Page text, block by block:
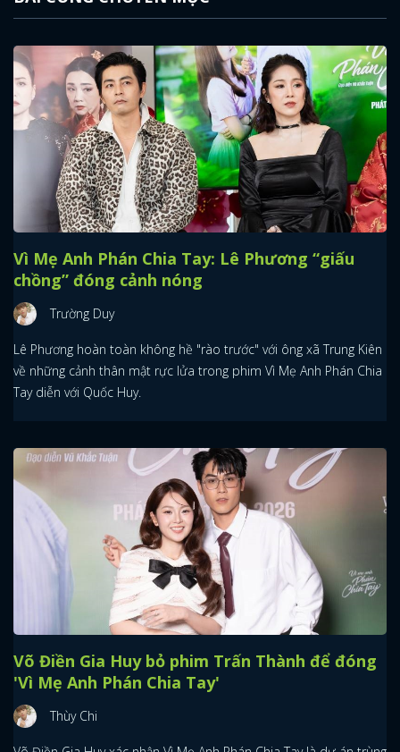
Vì Mẹ Anh Phán Chia Tay: Lê Phương “giấu
chồng” đóng cảnh nóng
Trường Duy
Lê Phương hoàn toàn không hề "rào trước" với ông xã Trung Kiên
về những cảnh thân mật rực lửa trong phim Vì Mẹ Anh Phán Chia
Tay diễn với Quốc Huy.
Võ Điền Gia Huy bỏ phim Trấn Thành để đóng
'Vì Mẹ Anh Phán Chia Tay'
Thùy Chi